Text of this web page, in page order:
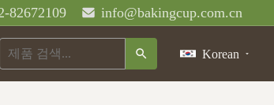
82672109 info@bakingcup.com.cn
Korean